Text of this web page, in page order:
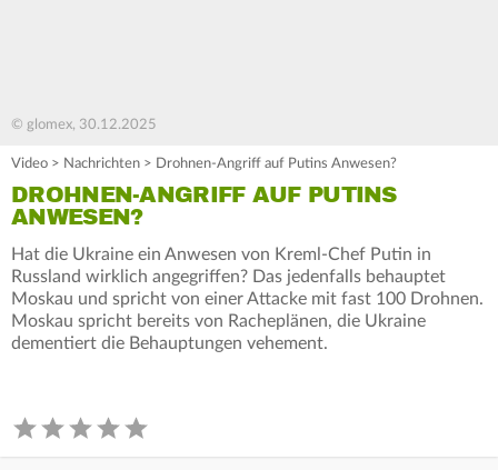
© glomex, 30.12.2025
Video > Nachrichten > Drohnen-Angriff auf Putins Anwesen?
DROHNEN-ANGRIFF AUF PUTINS
ANWESEN?
Hat die Ukraine ein Anwesen von Kreml-Chef Putin in
Russland wirklich angegriffen? Das jedenfalls behauptet
Moskau und spricht von einer Attacke mit fast 100 Drohnen.
Moskau spricht bereits von Racheplänen, die Ukraine
dementiert die Behauptungen vehement.